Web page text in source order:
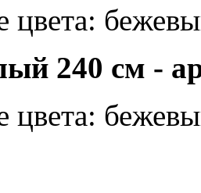
240 см -